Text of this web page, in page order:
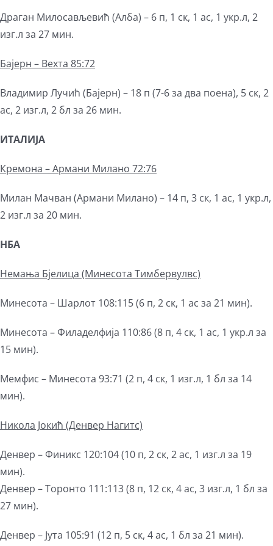
Драган Милосављевић (Алба) – 6 п, 1 ск, 1 ас, 1 укр.л, 2
изг.л за 27 мин.
Бајерн – Вехта 85:72
Владимир Лучић (Бајерн) – 18 п (7-6 за два поена), 5 ск, 2
ас, 2 изг.л, 2 бл за 26 мин.
ИТАЛИЈА
Кремона – Армани Милано 72:76
Милан Мачван (Армани Милано) – 14 п, 3 ск, 1 ас, 1 укр.л,
2 изг.л за 20 мин.
НБА
Немања Бјелица (Минесота Тимбервулвс)
Минесота – Шарлот 108:115 (6 п, 2 ск, 1 ас за 21 мин).
Минесота – Филаделфија 110:86 (8 п, 4 ск, 1 ас, 1 укр.л за
15 мин).
Мемфис – Минесота 93:71 (2 п, 4 ск, 1 изг.л, 1 бл за 14
мин).
Никола Јокић (Денвер Нагитс)
Денвер – Финикс 120:104 (10 п, 2 ск, 2 ас, 1 изг.л за 19
мин).
Денвер – Торонто 111:113 (8 п, 12 ск, 4 ас, 3 изг.л, 1 бл за
27 мин).
Денвер – Јута 105:91 (12 п, 5 ск, 4 ас, 1 бл за 21 мин).